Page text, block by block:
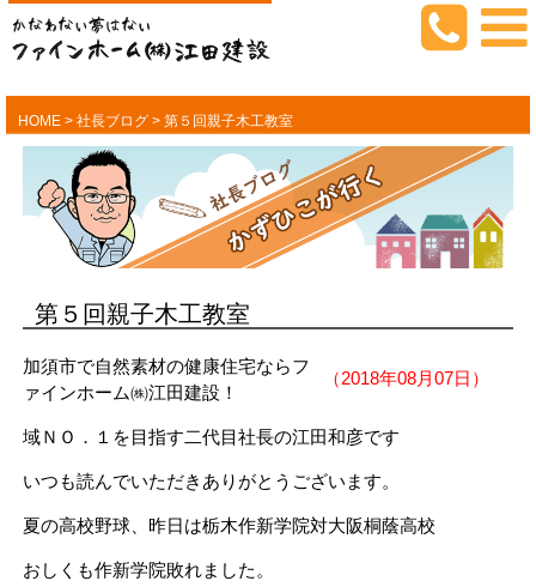
HOME > 社長ブログ > 第５回親子木工教室
第５回親子木工教室
（2018年08月07日）
加須市で自然素材の健康住宅ならフ
ァインホーム㈱江田建設！
域ＮＯ．１を目指す二代目社長の江田和彦です
いつも読んでいただきありがとうございます。
夏の高校野球、昨日は栃木作新学院対大阪桐蔭高校
おしくも作新学院敗れました。